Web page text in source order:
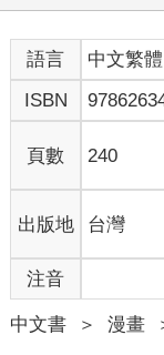
語言 中文繁體
ISBN
頁數 240
出版地 台灣
注音
中文書 ＞ 漫畫